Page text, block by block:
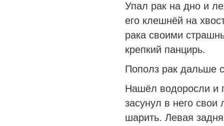
Упал рак на дно и
его клешнёй на
рака своими
крепкий панцирь.
Пополз рак дальше
Нашёл водоросли и
засунул в него
шарить. Левая